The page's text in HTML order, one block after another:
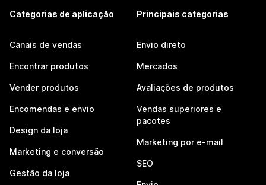
Categorias de aplicação
Canais de vendas
Encontrar produtos
Vender produtos
Encomendas e envio
Design da loja
Marketing e conversão
Gestão da loja
Principais categorias
Envio direto
Mercados
Avaliações de produtos
Vendas superiores e
pacotes
Marketing por e-mail
SEO